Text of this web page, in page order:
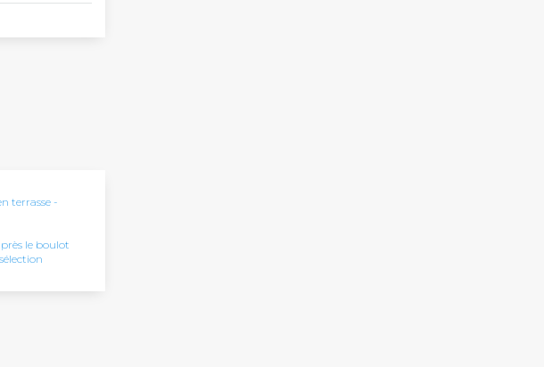
terrasse -
le boulot